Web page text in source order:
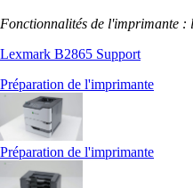
Fonctionnalités de l'imprimante :
Lexmark B2865 Support
Préparation de l'imprimante
Préparation de l'imprimante